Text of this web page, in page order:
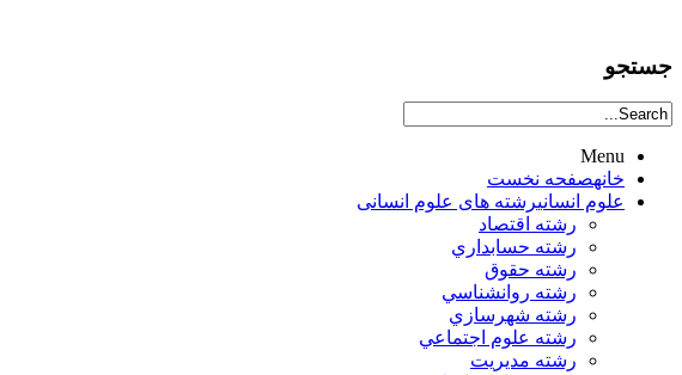
جستجو
Menu
خانهصفحه نخست
علوم انسانيرشته های علوم انسانی
رشته اقتصاد
رشته حسابداري
رشته حقوق
رشته روانشناسي
رشته شهرسازي
رشته علوم اجتماعي
رشته مديريت